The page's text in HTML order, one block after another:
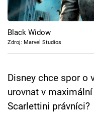
Pořady
TV Program
Přihlášení
Black Widow
Zdroj: Marvel Studios
Disney chce spor o
urovnat v
Scarlettini právníci?